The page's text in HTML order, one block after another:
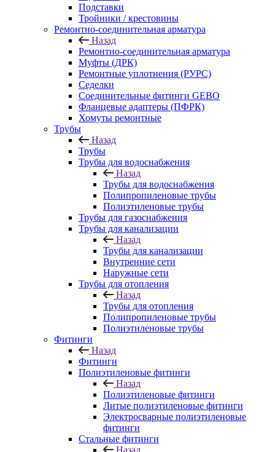
Подставки
Тройники / крестовины
Ремонтно-соединительная арматура
Назад
Ремонтно-соединительная арматура
Муфты (ДРК)
Ремонтные уплотнения (РУРС)
Седелки
Соединительные фитинги GEBO
Фланцевые адаптеры (ПФРК)
Хомуты ремонтные
Трубы
Назад
Трубы
Трубы для водоснабжения
Назад
Трубы для водоснабжения
Полипропиленовые трубы
Полиэтиленовые трубы
Трубы для газоснабжения
Трубы для канализации
Назад
Трубы для канализации
Внутренние сети
Наружные сети
Трубы для отопления
Назад
Трубы для отопления
Полипропиленовые трубы
Полиэтиленовые трубы
Фитинги
Назад
Фитинги
Полиэтиленовые фитинги
Назад
Полиэтиленовые фитинги
Литые полиэтиленовые фитинги
Электросварные полиэтиленовые
фитинги
Стальные фитинги
Назад